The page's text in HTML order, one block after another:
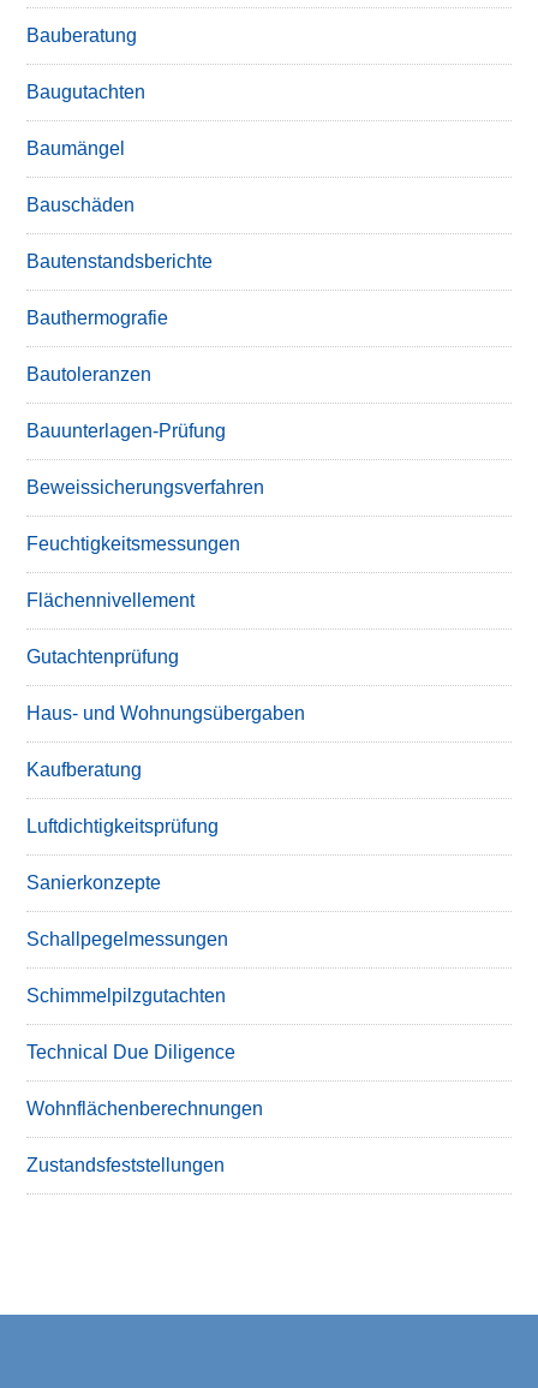
Bauberatung
Baugutachten
Baumängel
Bauschäden
Bautenstandsberichte
Bauthermografie
Bautoleranzen
Bauunterlagen-Prüfung
Beweissicherungsverfahren
Feuchtigkeitsmessungen
Flächennivellement
Gutachtenprüfung
Haus- und Wohnungsübergaben
Kaufberatung
Luftdichtigkeitsprüfung
Sanierkonzepte
Schallpegelmessungen
Schimmelpilzgutachten
Technical Due Diligence
Wohnflächenberechnungen
Zustandsfeststellungen